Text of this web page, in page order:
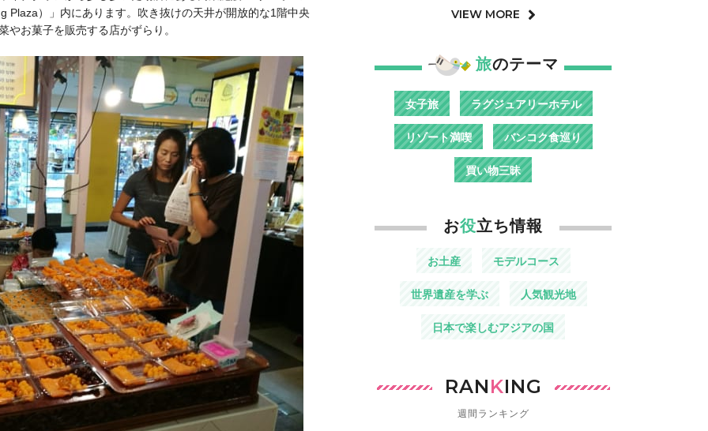
Plaza）」内にあります。吹き抜けの天井が開放的な1階中央
お菓子を販売する店がずらり。
VIEW MORE
旅のテーマ
女子旅 ラグジュアリーホテル
リゾート満喫 バンコク食巡り
買い物三昧
お役立ち情報
お土産 モデルコース
世界遺産を学ぶ 人気観光地
日本で楽しむアジアの国
RANKING
週間ランキング